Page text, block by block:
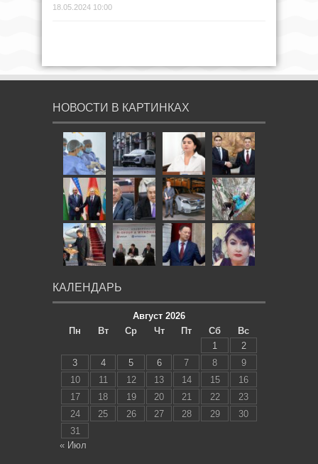
18.05.2024 10:00
НОВОСТИ В КАРТИНКАХ
КАЛЕНДАРЬ
Август 2026
Пн
Вт Ср Чт Пт Сб
Вс
1
2
3
4 5 6 7 8
9
10
11 12 13 14 15
16
17
18 19 20 21 22
23
24
25 26 27 28 29
30
31
« Июл